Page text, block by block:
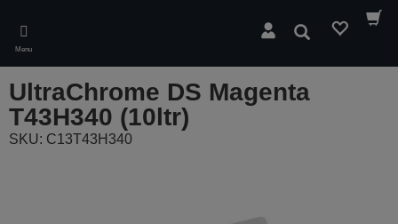
main
content
Menu
Cerca
UltraChrome DS Magenta
T43H340 (10ltr)
SKU: C13T43H340